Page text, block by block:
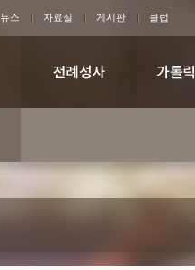
뉴스 자료실 게시판 클럽